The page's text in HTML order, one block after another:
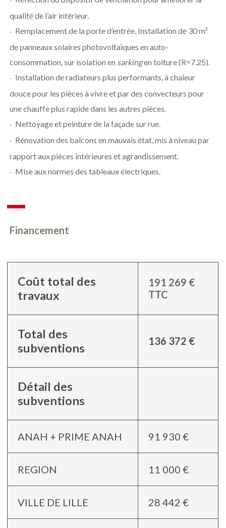
qualité de l’air intérieur.
Remplacement de la porte d’entrée. Installation de 30 m²
de panneaux solaires photovoltaïques en auto-
consommation, sur isolation en sarkingen toiture (R=7.25).
Installation de radiateurs plus performants, à chaleur
douce pour les pièces à vivre et par des convecteurs pour
une chauffe plus rapide dans les autres pièces.
Nettoyage et peinture de la façade sur rue.
Rénovation des balcons en mauvais état, mis à niveau par
rapport aux pièces intérieures et agrandissement.
Mise aux normes des tableaux électriques.
Financement
Coût total des
travaux
191 269 €
TTC
Total des
subventions
136 372 €
Détail des
subventions
ANAH + PRIME ANAH 91 930 €
REGION 11 000 €
VILLE DE LILLE 28 442 €